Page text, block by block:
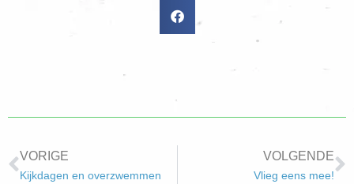
VORIGE
Kijkdagen en overzwemmen
VOLGENDE
Vlieg eens mee!